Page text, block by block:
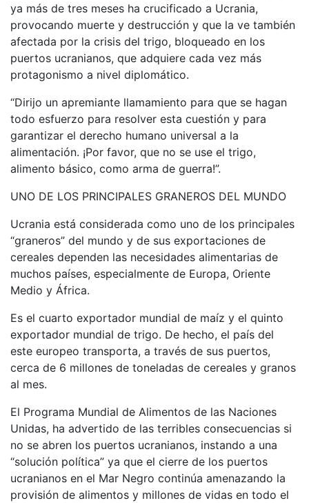
ya más de tres meses ha crucificado a Ucrania,
provocando muerte y destrucción y que la ve también
afectada por la crisis del trigo, bloqueado en los
puertos ucranianos, que adquiere cada vez más
protagonismo a nivel diplomático.
“Dirijo un apremiante llamamiento para que se hagan
todo esfuerzo para resolver esta cuestión y para
garantizar el derecho humano universal a la
alimentación. ¡Por favor, que no se use el trigo,
alimento básico, como arma de guerra!”.
UNO DE LOS PRINCIPALES GRANEROS DEL MUNDO
Ucrania está considerada como uno de los principales
“graneros” del mundo y de sus exportaciones de
cereales dependen las necesidades alimentarias de
muchos países, especialmente de Europa, Oriente
Medio y África.
Es el cuarto exportador mundial de maíz y el quinto
exportador mundial de trigo. De hecho, el país del
este europeo transporta, a través de sus puertos,
cerca de 6 millones de toneladas de cereales y granos
al mes.
El Programa Mundial de Alimentos de las Naciones
Unidas, ha advertido de las terribles consecuencias si
no se abren los puertos ucranianos, instando a una
“solución política” ya que el cierre de los puertos
ucranianos en el Mar Negro continúa amenazando la
provisión de alimentos y millones de vidas en todo el